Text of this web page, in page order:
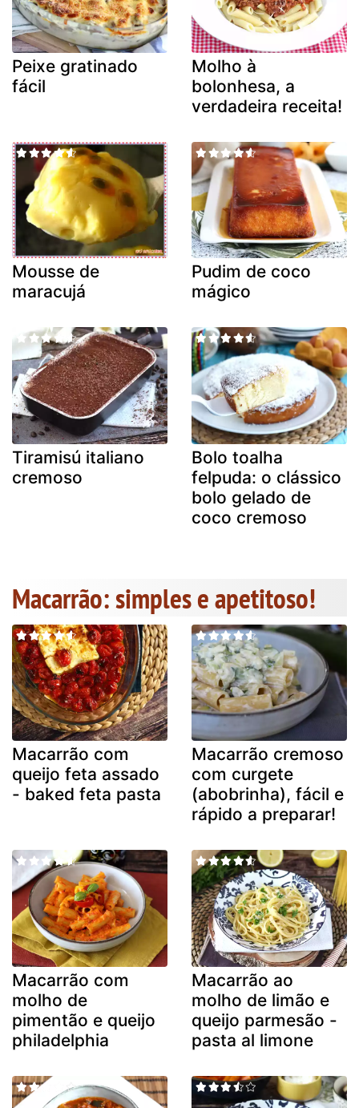
Peixe gratinado
fácil
Molho à
bolonhesa, a
verdadeira receita!
Mousse de
maracujá
Pudim de coco
mágico
Tiramisú italiano
cremoso
Bolo toalha
felpuda: o clássico
bolo gelado de
coco cremoso
Macarrão: simples e apetitoso!
Macarrão com
queijo feta assado
- baked feta pasta
Macarrão cremoso
com curgete
(abobrinha), fácil e
rápido a preparar!
Macarrão com
molho de
pimentão e queijo
philadelphia
Macarrão ao
molho de limão e
queijo parmesão -
pasta al limone